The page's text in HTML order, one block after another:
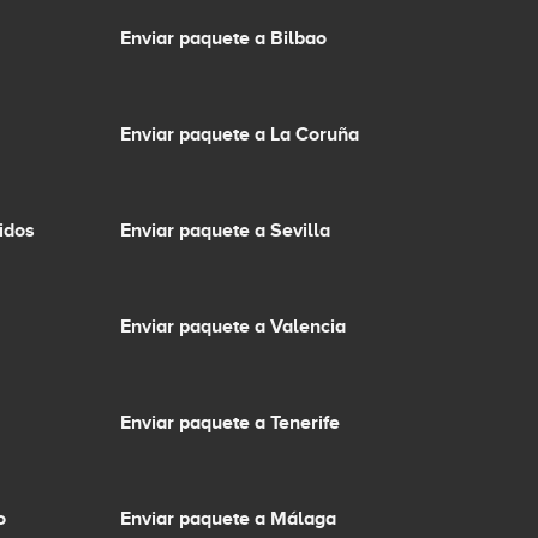
Enviar paquete a Bilbao
Enviar paquete a La Coruña
Enviar paquete a Sevilla
Enviar paquete a Valencia
Enviar paquete a Tenerife
Enviar paquete a Málaga